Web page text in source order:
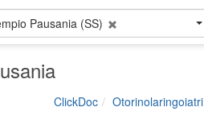
Pausania (SS)
ClickDoc Otorinolaringoiatri